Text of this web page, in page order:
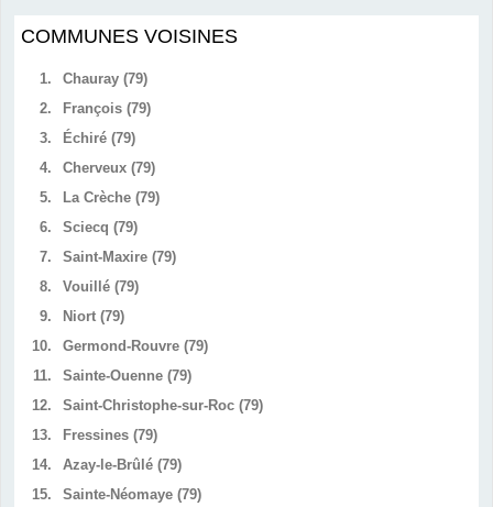
COMMUNES VOISINES
1.
Chauray (79)
2.
François (79)
3.
Échiré (79)
4.
Cherveux (79)
5.
La Crèche (79)
6.
Sciecq (79)
7.
Saint-Maxire (79)
8.
Vouillé (79)
9.
Niort (79)
10.
Germond-Rouvre (79)
11.
Sainte-Ouenne (79)
12.
Saint-Christophe-sur-Roc (79)
13.
Fressines (79)
14.
Azay-le-Brûlé (79)
15.
Sainte-Néomaye (79)